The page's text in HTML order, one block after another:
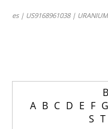
es | US9168961038 |
A B C D E F G
S T